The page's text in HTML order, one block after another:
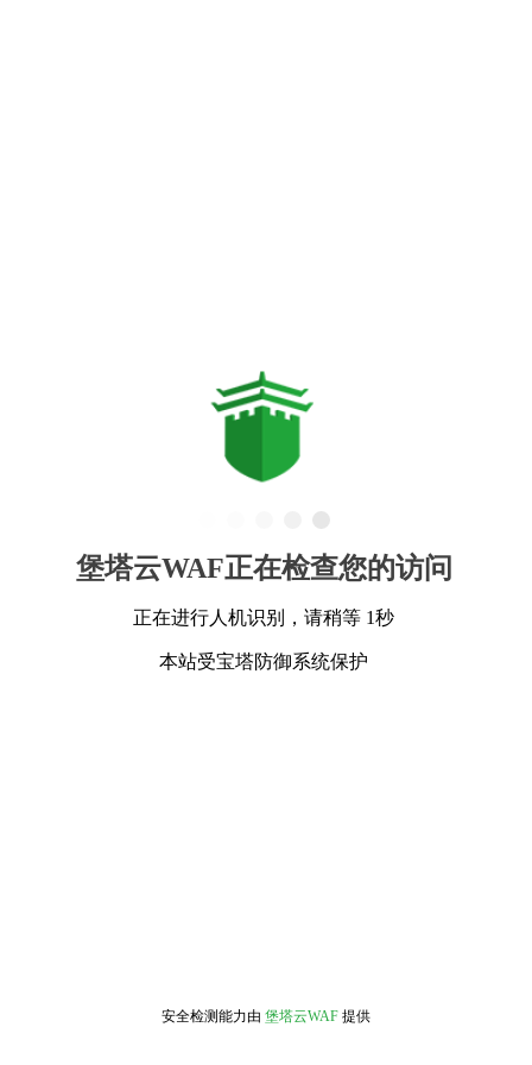
堡塔云WAF正在检查您的访问
正在进行人机识别，请稍等 1秒
本站受宝塔防御系统保护
安全检测能力由 堡塔云WAF 提供